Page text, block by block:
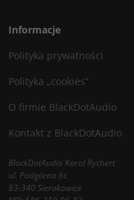
Informacje
Polityka prywatności
Polityka „cookies”
O firmie BlackDotAudio
Kontakt z BlackDotAudio
BlackDotAudio Karol Rychert
ul. Podgórna 6c
83-340 Sierakowice